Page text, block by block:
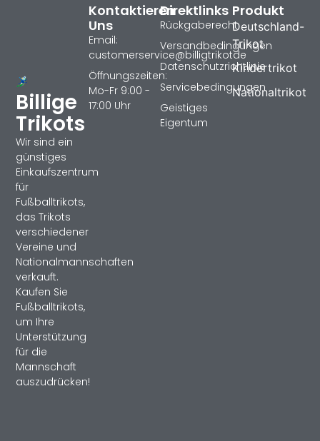
Billige
Trikots
Wir sind ein
günstiges
Einkaufszentrum
für
Fußballtrikots,
das Trikots
verschiedener
Vereine und
Nationalmannschaften
verkauft.
Kaufen Sie
Fußballtrikots,
um Ihre
Unterstützung
für die
Mannschaft
auszudrücken!
Produkt
Deutschland-
Trikot
Kindertrikot
Nationaltrikot
Direktlinks
Rückgaberecht
Versandbedingungen
Datenschutzrichtlinie
Servicebedingungen
Geistiges
Eigentum
Kontaktieren
Uns
Email:
customerservice@billigtrikotde
Öffnungszeiten:
Mo-Fr 9:00 -
17:00 Uhr